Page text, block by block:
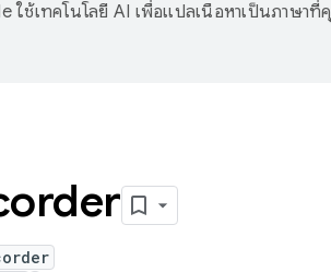
ใช้เทคโนโลยี AI เพื่อแปลเนื้อหาเป็นภาษาที่